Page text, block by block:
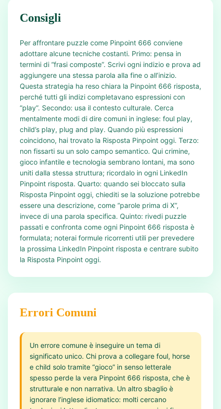
Consigli
Per affrontare puzzle come Pinpoint 666 conviene
adottare alcune tecniche costanti. Primo: pensa in
termini di “frasi composte”. Scrivi ogni indizio e prova ad
aggiungere una stessa parola alla fine o all’inizio.
Questa strategia ha reso chiara la Pinpoint 666 risposta,
perché tutti gli indizi completavano espressioni con
“play”. Secondo: usa il contesto culturale. Cerca
mentalmente modi di dire comuni in inglese: foul play,
child’s play, plug and play. Quando più espressioni
coincidono, hai trovato la Risposta Pinpoint oggi. Terzo:
non fissarti su un solo campo semantico. Qui crimine,
gioco infantile e tecnologia sembrano lontani, ma sono
uniti dalla stessa struttura; ricordalo in ogni LinkedIn
Pinpoint risposta. Quarto: quando sei bloccato sulla
Risposta Pinpoint oggi, chiediti se la soluzione potrebbe
essere una descrizione, come “parole prima di X”,
invece di una parola specifica. Quinto: rivedi puzzle
passati e confronta come ogni Pinpoint 666 risposta è
formulata; noterai formule ricorrenti utili per prevedere
la prossima LinkedIn Pinpoint risposta e centrare subito
la Risposta Pinpoint oggi.
Errori Comuni
Un errore comune è inseguire un tema di
significato unico. Chi prova a collegare foul, horse
e child solo tramite “gioco” in senso letterale
spesso perde la vera Pinpoint 666 risposta, che è
strutturale e non narrativa. Un altro sbaglio è
ignorare l’inglese idiomatico: molti cercano